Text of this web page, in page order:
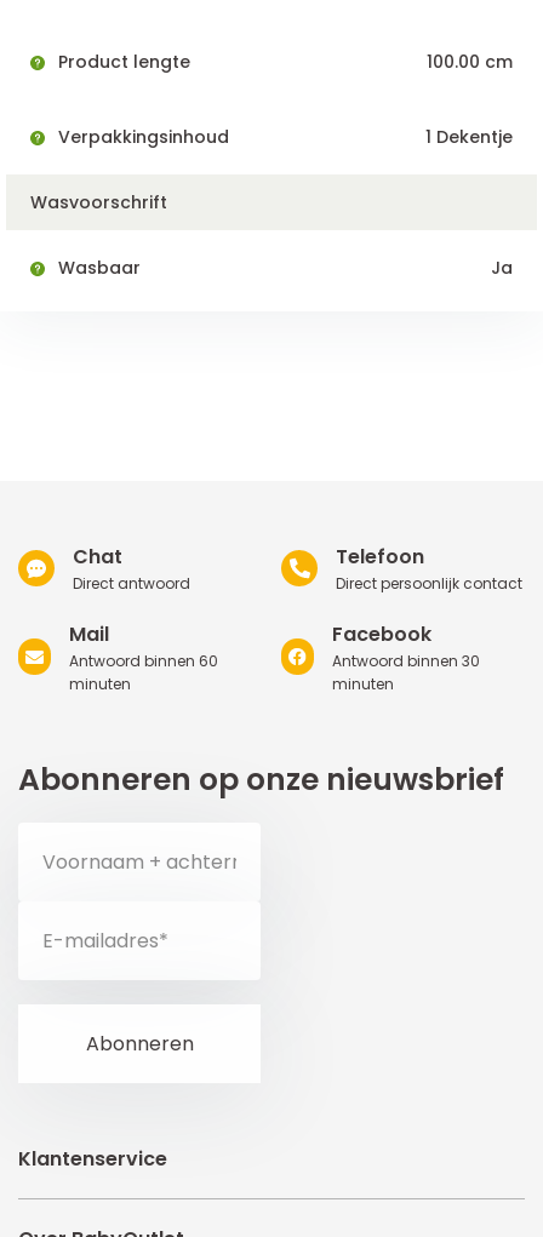
Product lengte 100.00 cm
Verpakkingsinhoud 1 Dekentje
Wasvoorschrift
Wasbaar Ja
Chat
Direct antwoord
Telefoon
Direct persoonlijk contact
Mail
Antwoord binnen 60
minuten
Facebook
Antwoord binnen 30
minuten
Abonneren op onze nieuwsbrief
Klantenservice